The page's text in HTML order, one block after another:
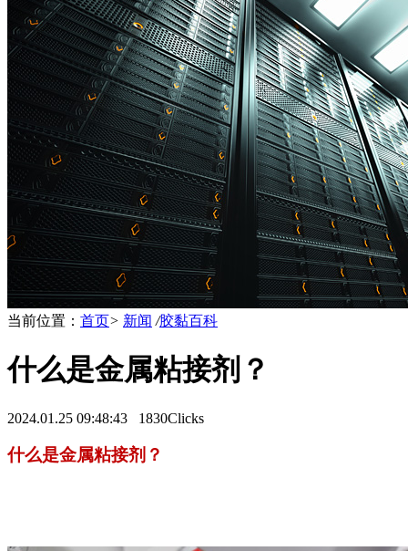
当前位置： 首页> 新闻 /胶黏百科
什么是金属粘接剂？
2024.01.25 09:48:43 1830Clicks
什么是金属粘接剂？